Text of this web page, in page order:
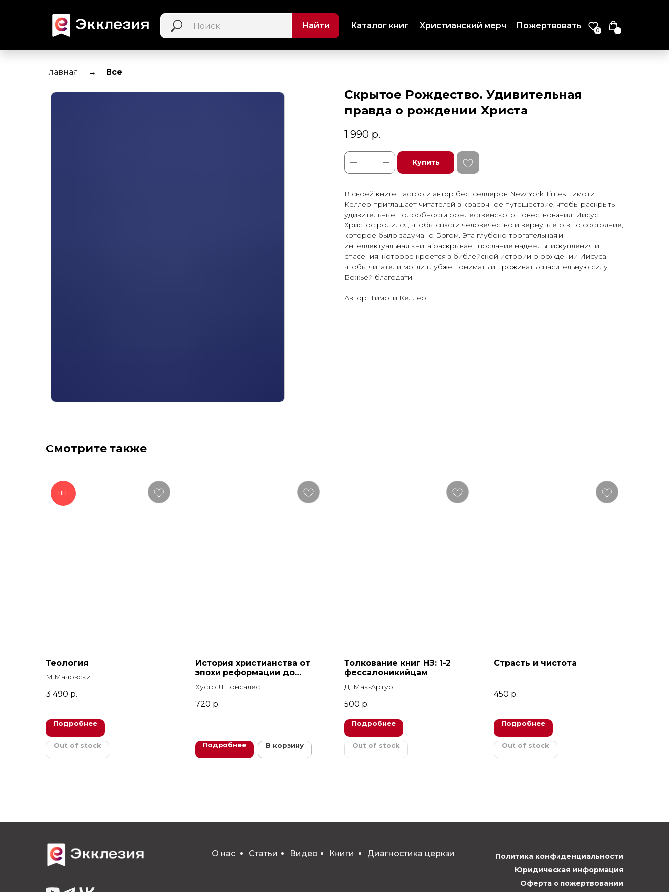
Христианский мерч
Каталог книг Пожертвовать
Найти
0
Главная Все
Скрытое Рождество. Удивительная
правда о рождении Христа
1 990 р.
Купить
В своей книге пастор и автор бестселлеров New York Times Тимо­ти
Келлер приглашает читателей в красочное путешествие, чтобы раскрыть
удивительные подробности рождественского повество­вания. Иисус
Христос родился, чтобы спасти человечество и вер­нуть его в то состояние,
которое было задумано Богом. Эта глубо­ко трогательная и
интеллектуальная книга раскрывает послание надежды, искупления и
спасения, которое кроется в библейской истории о рождении Иисуса,
чтобы читатели могли глубже пони­мать и проживать спасительную силу
Божьей благодати.
Автор: Тимоти Келлер
Смотрите также
HIT
Теология
М.Мачовски
3 490 р.
Подробнее
Out of stock
История христианства от
эпохи реформации до
Хусто Л. Гонсалес
720 р.
Подробнее В корзину
Толкование книг НЗ: 1-2
фессалоникийцам
Д. Мак-Артур
500 р.
Подробнее
Out of stock
Страсть и чистота
450 р.
Подробнее
Out of stock
О нас Статьи Видео Книги Диагностика церкви
Политика конфиденциальности
Юридическая информация
Оферта о пожертвовании